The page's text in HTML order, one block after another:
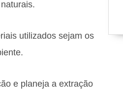
utilizados sejam os
e planeja a extração